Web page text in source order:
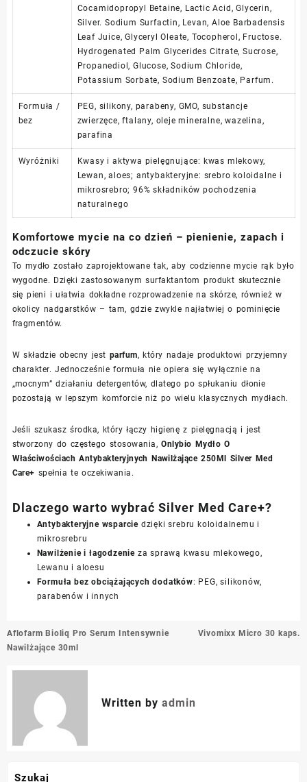
Cocamidopropyl Betaine, Lactic Acid, Glycerin,
Silver. Sodium Surfactin, Levan, Aloe Barbadensis
Leaf Juice, Glyceryl Oleate, Tocopherol, Fructose.
Hydrogenated Palm Glycerides Citrate, Sucrose,
Propanediol, Glucose, Sodium Chloride,
Potassium Sorbate, Sodium Benzoate, Parfum.
Formuła /
bez
PEG, silikony, parabeny, GMO, substancje
zwierzęce, ftalany, oleje mineralne, wazelina,
parafina
Wyróżniki
Kwasy i aktywa pielęgnujące: kwas mlekowy,
Lewan, aloes; antybakteryjne: srebro koloidalne i
mikrosrebro; 96% składników pochodzenia
naturalnego
Komfortowe mycie na co dzień – pienienie, zapach i
odczucie skóry
To mydło zostało zaprojektowane tak, aby codzienne mycie rąk było
wygodne. Dzięki zastosowanym surfaktantom produkt skutecznie
się pieni i ułatwia dokładne rozprowadzenie na skórze, również w
okolicy nadgarstków – tam, gdzie zwykle najłatwiej o pominięcie
fragmentów.
W składzie obecny jest parfum, który nadaje produktowi przyjemny
charakter. Jednocześnie formuła nie opiera się wyłącznie na
„mocnym” działaniu detergentów, dlatego po spłukaniu dłonie
pozostają w lepszym komforcie niż po wielu klasycznych mydłach.
Jeśli szukasz środka, który łączy higienę z pielęgnacją i jest
stworzony do częstego stosowania,Onlybio Mydło O
Właściwościach Antybakteryjnych Nawilżające 250Ml Silver Med
Care+ spełnia te oczekiwania.
Dlaczego warto wybrać Silver Med Care+?
Antybakteryjne wsparciedzięki srebru koloidalnemu i
mikrosrebru
Nawilżenie i łagodzenieza sprawą kwasu mlekowego,
Lewanu i aloesu
Formuła bez obciążających dodatków: PEG, silikonów,
parabenów i innych
Nawigacja
wpisu
Aflofarm Bioliq Pro Serum Intensywnie
Nawilżające 30ml
Vivomixx Micro 30 kaps.
Written by admin
Szukaj